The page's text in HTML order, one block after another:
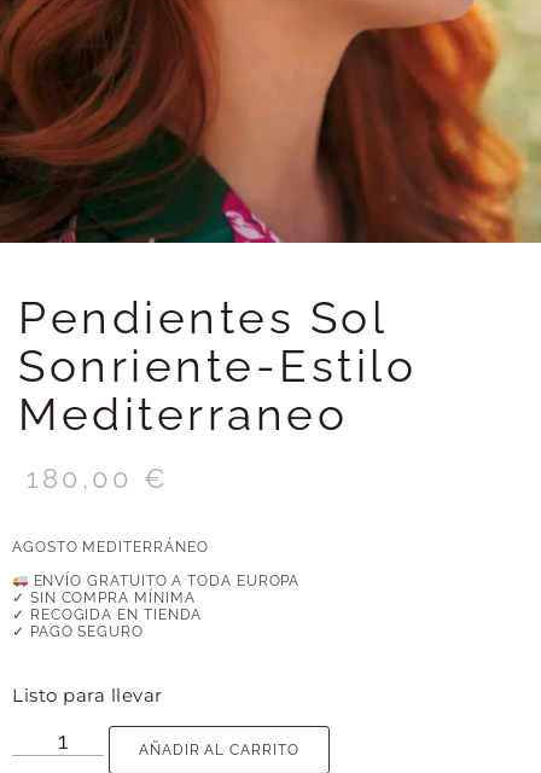
Pendientes Sol
Sonriente-Estilo
Mediterraneo
180,00 €
AGOSTO MEDITERRÁNEO
ENVÍO GRATUITO A TODA EUROPA
✓ SIN COMPRA MÍNIMA
✓ RECOGIDA EN TIENDA
✓ PAGO SEGURO
Listo para llevar
AÑADIR AL CARRITO